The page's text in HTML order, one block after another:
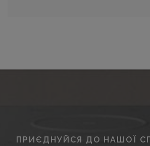
ПРИЄДНУЙСЯ ДО НАШОЇ